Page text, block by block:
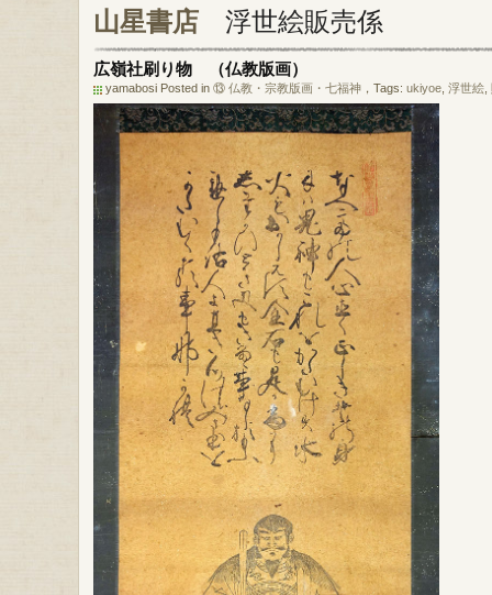
山星書店 浮世絵販売係
広嶺社刷り物 （仏教版画）
yamabosi Posted in ⑬ 仏教・宗教版画・七福神 ，Tags: ukiyoe 浮世絵